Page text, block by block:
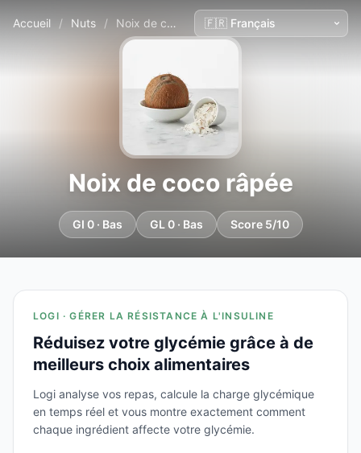
Accueil / Nuts / Noix de coco râpée
Noix de coco râpée
GI 0 · Bas GL 0 · Bas Score 5/10
LOGI · GÉRER LA RÉSISTANCE À L'INSULINE
Réduisez votre glycémie grâce à de
meilleurs choix alimentaires
Logi analyse vos repas, calcule la charge glycémique
en temps réel et vous montre exactement comment
chaque ingrédient affecte votre glycémie.